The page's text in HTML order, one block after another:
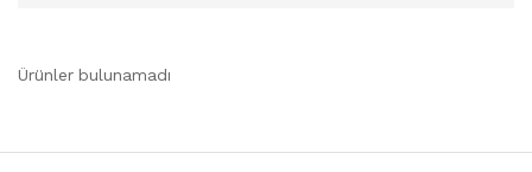
Ürünler bulunamadı